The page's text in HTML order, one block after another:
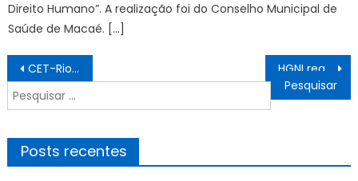
Direito Humano”. A realização foi do Conselho Municipal de
Saúde de Macaé. […]
Navegação
de
Post
CET-Rio monta operação de trânsito para obra do PAC em Realengo – Notícias de Itaperuna e Região
Pesquisar
por:
Posts recentes